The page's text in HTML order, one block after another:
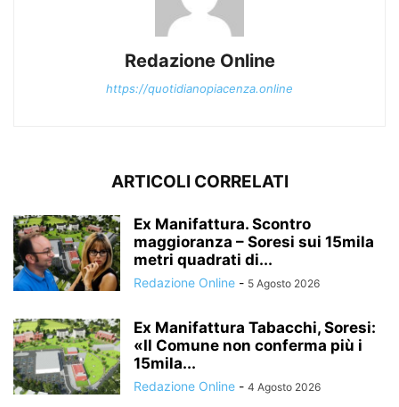
Redazione Online
https://quotidianopiacenza.online
ARTICOLI CORRELATI
Ex Manifattura. Scontro
maggioranza – Soresi sui 15mila
metri quadrati di...
Redazione Online - 5 Agosto 2026
Ex Manifattura Tabacchi, Soresi:
«Il Comune non conferma più i
15mila...
Redazione Online - 4 Agosto 2026